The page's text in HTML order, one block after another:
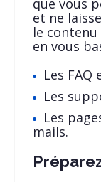
que vous
et ne
le
en vous
Les FAQ
Les
Les
mails.